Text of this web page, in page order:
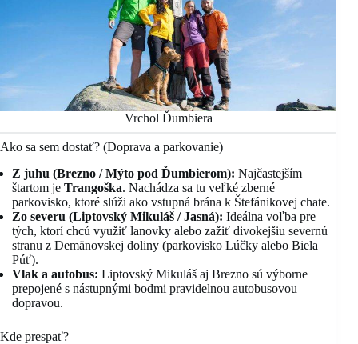
Vrchol Ďumbiera
Ako sa sem dostať? (Doprava a parkovanie)
Z juhu (Brezno / Mýto pod Ďumbierom): Najčastejším
štartom je Trangoška. Nachádza sa tu veľké zberné
parkovisko, ktoré slúži ako vstupná brána k Štefánikovej chate.
Zo severu (Liptovský Mikuláš / Jasná): Ideálna voľba pre
tých, ktorí chcú využiť lanovky alebo zažiť divokejšiu severnú
stranu z Demänovskej doliny (parkovisko Lúčky alebo Biela
Púť).
Vlak a autobus: Liptovský Mikuláš aj Brezno sú výborne
prepojené s nástupnými bodmi pravidelnou autobusovou
dopravou.
Kde prespať?